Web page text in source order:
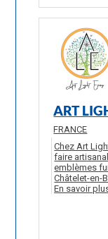
ART
FRANCE
Chez Art
faire
emblèmes
Châtelet-en-
En savoir